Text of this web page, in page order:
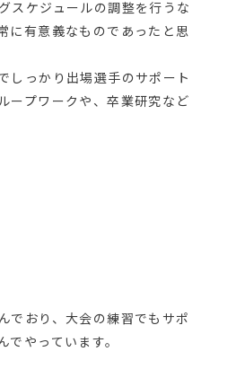
スケジュールの調整を行うな
に有意義なものであったと思
しっかり出場選手のサポート
ープワークや、卒業研究など
でおり、大会の練習でもサポ
やっています。